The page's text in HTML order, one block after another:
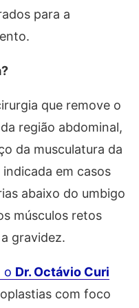
para a
que remove o
região abdominal,
da musculatura da
em casos
abaixo do umbigo
músculos retos
gravidez.
o Dr. Octávio Curi
com foco